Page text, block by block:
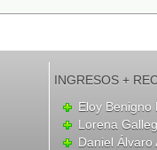
INGRESOS +
Eloy Benigno
Lorena
Daniel Álvaro